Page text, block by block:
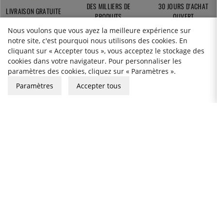
LIVRAISON GRATUITE
DES MILLIERS DE
PRODUITS
30 JOURS D'ACHAT
OUVERT
service-client@thekitchenlab.fr
Nous voulons que vous ayez la meilleure expérience sur
notre site, c'est pourquoi nous utilisons des cookies. En
cliquant sur « Accepter tous », vous acceptez le stockage des
cookies dans votre navigateur. Pour personnaliser les
paramètres des cookies, cliquez sur « Paramètres ».
Paramètres
Accepter tous